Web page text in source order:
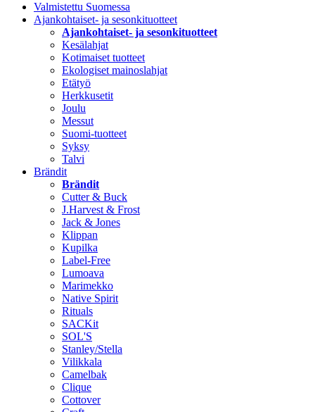
Valmistettu Suomessa
Ajankohtaiset- ja sesonkituotteet
Ajankohtaiset- ja sesonkituotteet
Kesälahjat
Kotimaiset tuotteet
Ekologiset mainoslahjat
Etätyö
Herkkusetit
Joulu
Messut
Suomi-tuotteet
Syksy
Talvi
Brändit
Brändit
Cutter & Buck
J.Harvest & Frost
Jack & Jones
Klippan
Kupilka
Label-Free
Lumoava
Marimekko
Native Spirit
Rituals
SACKit
SOL'S
Stanley/Stella
Vilikkala
Camelbak
Clique
Cottover